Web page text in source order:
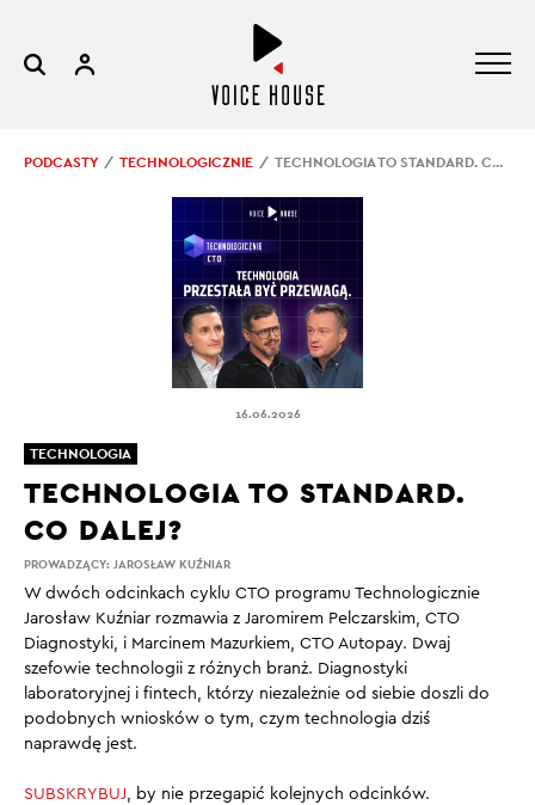
PODCASTY TECHNOLOGICZNIE TECHNOLOGIA TO STANDARD. CO DALEJ?
16.06.2026
PROWADZĄCY: JAROSŁAW KUŹNIAR
TECHNOLOGIA TO STANDARD.
CO DALEJ?
W dwóch odcinkach cyklu CTO programu Technologicznie
Jarosław Kuźniar rozmawia z Jaromirem Pelczarskim, CTO
Diagnostyki, i Marcinem Mazurkiem, CTO Autopay. Dwaj
szefowie technologii z różnych branż. Diagnostyki
laboratoryjnej i fintech, którzy niezależnie od siebie doszli do
podobnych wniosków o tym, czym technologia dziś
naprawdę jest.
SUBSKRYBUJ, by nie przegapić kolejnych odcinków.
TECHNOLOGIA